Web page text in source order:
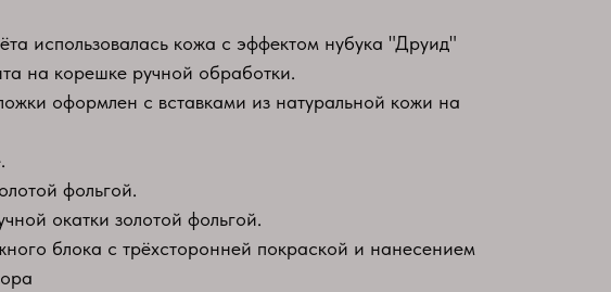
использовалась кожа с эффектом нубука "Друид"
на корешке ручной обработки.
оформлен с вставками из натуральной кожи на
фольгой.
окатки золотой фольгой.
блока с трёхсторонней покраской и нанесением